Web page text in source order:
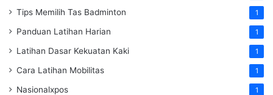
Tips Memilih Tas Badminton 1
Panduan Latihan Harian 1
Latihan Dasar Kekuatan Kaki 1
Cara Latihan Mobilitas 1
Nasionalxpos 1